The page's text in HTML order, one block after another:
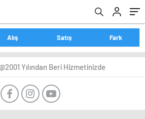
Alış Satış Fark
Yılından Beri Hizmetinizde